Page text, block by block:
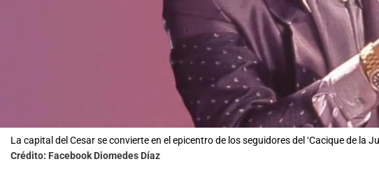
La capital del Cesar se convierte en el epicentro de los seguidores del ‘Cacique de la
Crédito: Facebook Diomedes Díaz